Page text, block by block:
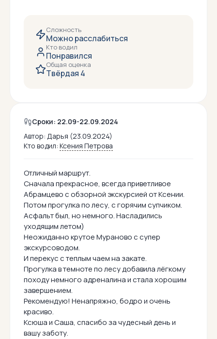
Сложность
Можно расслабиться
Кто водил
Понравился
Общая оценка
Твёрдая 4
Сроки: 22.09-22.09.2024
Автор: Дарья (23.09.2024)
Кто водил: Ксения Петрова
Отличный маршрут.
Сначала прекрасное, всегда приветливое
Абрамцево с обзорной экскурсией от Ксении.
Потом прогулка по лесу, с горячим супчиком.
Асфальт был, но немного. Насладились
уходящим летом)
Неожиданно крутое Мураново с супер
экскурсоводом.
И перекус с теплым чаем на закате.
Прогулка в темноте по лесу добавила лёгкому
походу немного адреналина и стала хорошим
завершением.
Рекомендую! Ненапряжно, бодро и очень
красиво.
Ксюша и Саша, спасибо за чудесный день и
вашу заботу.